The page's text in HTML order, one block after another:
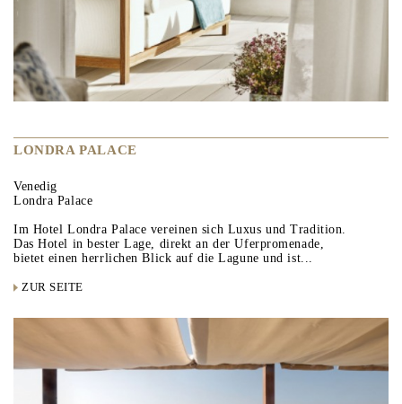
LONDRA PALACE
Venedig
Londra Palace
Im Hotel Londra Palace vereinen sich Luxus und Tradition.
Das Hotel in bester Lage, direkt an der Uferpromenade,
bietet einen herrlichen Blick auf die Lagune und ist...
ZUR SEITE